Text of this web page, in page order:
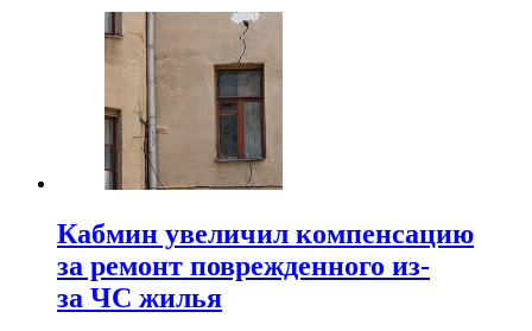
Кабмин увеличил компенсацию
за ремонт поврежденного из-
за ЧС жилья